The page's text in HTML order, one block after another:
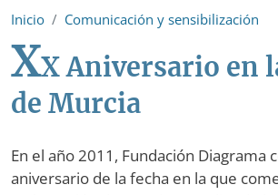
Inicio Comunicación y sensibilización
XX Aniversario en
de Murcia
En el año 2011, Fundación Diagrama
aniversario de la fecha en la que